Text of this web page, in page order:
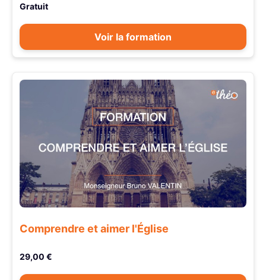
Gratuit
Voir la formation
Comprendre et aimer l'Église
29,00 €